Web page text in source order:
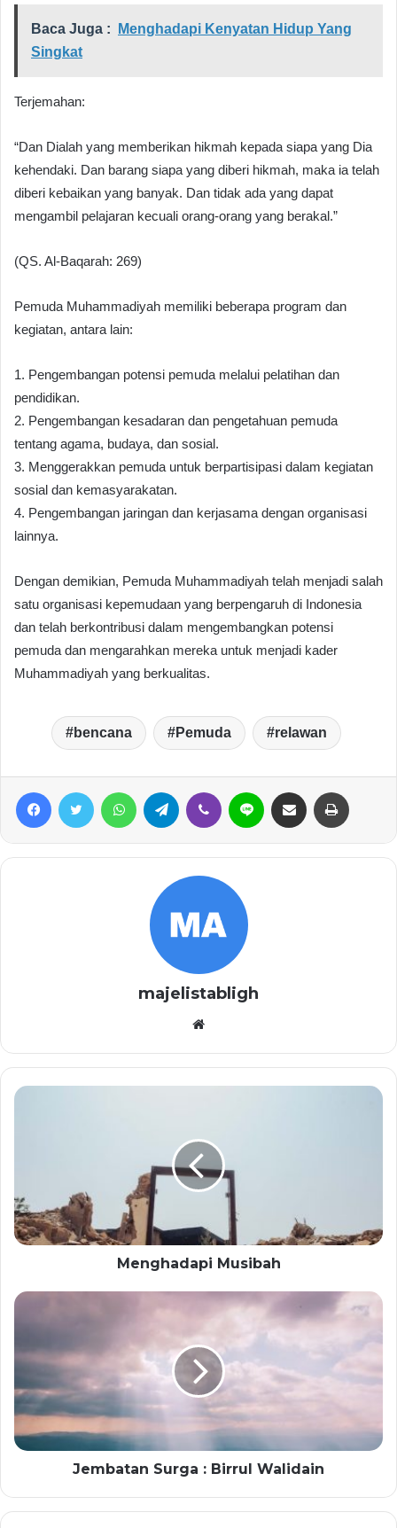
Baca Juga :
Menghadapi Kenyatan Hidup Yang
Singkat
Terjemahan:
“Dan Dialah yang memberikan hikmah kepada siapa yang Dia
kehendaki. Dan barang siapa yang diberi hikmah, maka ia telah
diberi kebaikan yang banyak. Dan tidak ada yang dapat
mengambil pelajaran kecuali orang-orang yang berakal.”
(QS. Al-Baqarah: 269)
Pemuda Muhammadiyah memiliki beberapa program dan
kegiatan, antara lain:
1. Pengembangan potensi pemuda melalui pelatihan dan
pendidikan.
2. Pengembangan kesadaran dan pengetahuan pemuda
tentang agama, budaya, dan sosial.
3. Menggerakkan pemuda untuk berpartisipasi dalam kegiatan
sosial dan kemasyarakatan.
4. Pengembangan jaringan dan kerjasama dengan organisasi
lainnya.
Dengan demikian, Pemuda Muhammadiyah telah menjadi salah
satu organisasi kepemudaan yang berpengaruh di Indonesia
dan telah berkontribusi dalam mengembangkan potensi
pemuda dan mengarahkan mereka untuk menjadi kader
Muhammadiyah yang berkualitas.
bencana Pemuda relawan
Facebook Twitter WhatsApp Telegram Viber Line Share via Email
majelistabligh
Menghadapi Musibah
Jembatan Surga : Birrul Walidain